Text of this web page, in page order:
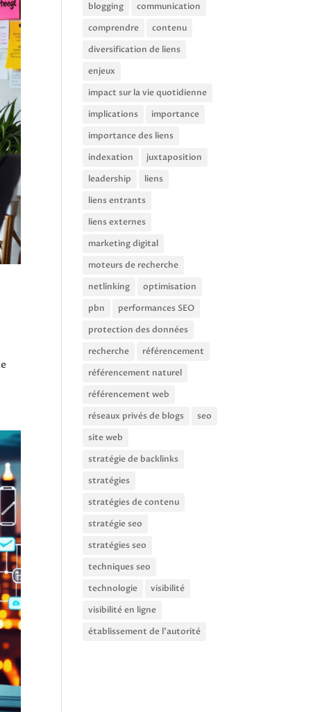
blogging
communication
comprendre
contenu
diversification de liens
enjeux
impact sur la vie quotidienne
implications
importance
importance des liens
indexation
juxtaposition
leadership
liens
liens entrants
liens externes
marketing digital
moteurs de recherche
netlinking
optimisation
pbn
performances SEO
protection des données
recherche
référencement
référencement naturel
référencement web
réseaux privés de blogs
seo
site web
stratégie de backlinks
stratégies
stratégies de contenu
stratégie seo
stratégies seo
techniques seo
technologie
visibilité
visibilité en ligne
établissement de l'autorité